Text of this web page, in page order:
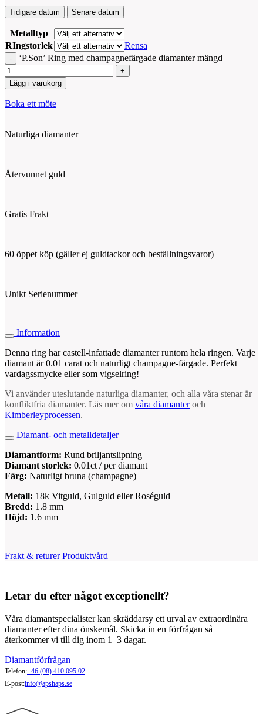
Tidigare datum Senare datum
Metalltyp
RIngstorlek
Rensa
‘P.Son’ Ring med champagnefärgade diamanter mängd
Lägg i varukorg
Boka ett möte
Naturliga diamanter
Återvunnet guld
Gratis Frakt
60 öppet köp (gäller ej guldtackor och beställningsvaror)
Unikt Serienummer
Information
Denna ring har castell-infattade diamanter runtom hela ringen. Varje
diamant är 0.01 carat och naturligt champagne-färgade. Perfekt
vardagssmycke eller som vigselring!
Vi använder uteslutande naturliga diamanter, och alla våra stenar är
konfliktfria diamanter. Läs mer om våra diamanteroch
Kimberleyprocessen.
Diamant- och metalldetaljer
Diamantform: Rund briljantslipning
Diamant storlek: 0.01ct / per diamant
Färg: Naturligt bruna (champagne)
Metall: 18k Vitguld, Gulguld eller Roséguld
Bredd: 1.8 mm
Höjd: 1.6 mm
Frakt & returer Produktvård
Letar du efter något exceptionellt?
Våra diamantspecialister kan skräddarsy ett urval av extraordinära
diamanter efter dina önskemål. Skicka in en förfrågan så
återkommer vi till dig inom 1–3 dagar.
Diamantförfrågan
Telefon:+46 (08) 410 095 02
E-post:info@apshaps.se